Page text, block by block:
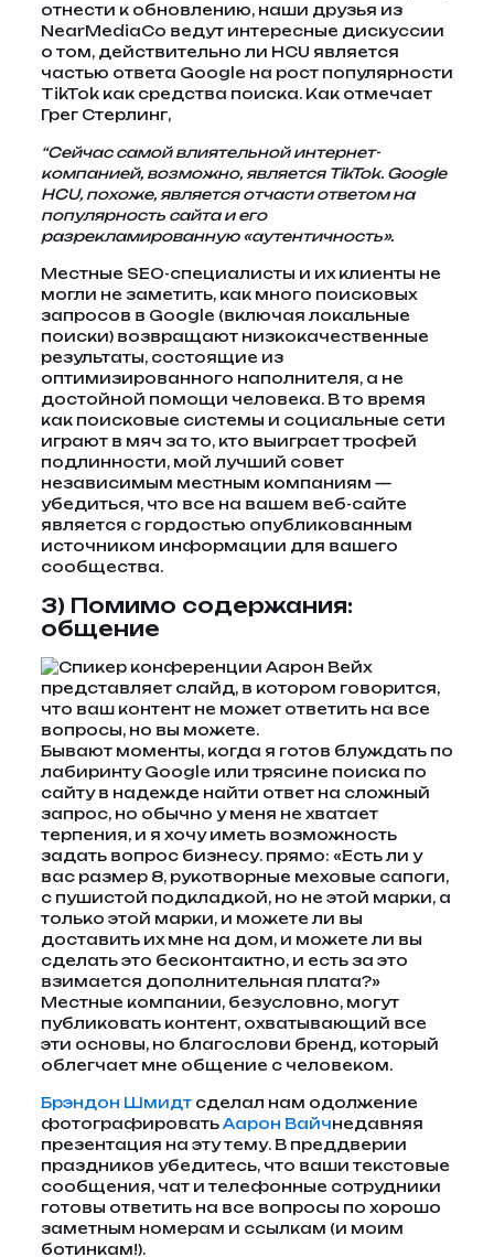
отнести к обновлению, наши друзья из
NearMediaCo ведут интересные дискуссии
о том, действительно ли HCU является
частью ответа Google на рост популярности
TikTok как средства поиска. Как отмечает
Грег Стерлинг,
“Сейчас самой влиятельной интернет-
компанией, возможно, является TikTok. Google
HCU, похоже, является отчасти ответом на
популярность сайта и его
разрекламированную «аутентичность».
Местные SEO-специалисты и их клиенты не
могли не заметить, как много поисковых
запросов в Google (включая локальные
поиски) возвращают низкокачественные
результаты, состоящие из
оптимизированного наполнителя, а не
достойной помощи человека. В то время
как поисковые системы и социальные сети
играют в мяч за то, кто выиграет трофей
подлинности, мой лучший совет
независимым местным компаниям —
убедиться, что все на вашем веб-сайте
является с гордостью опубликованным
источником информации для вашего
сообщества.
3) Помимо содержания:
общение
Бывают моменты, когда я готов блуждать по
лабиринту Google или трясине поиска по
сайту в надежде найти ответ на сложный
запрос, но обычно у меня не хватает
терпения, и я хочу иметь возможность
задать вопрос бизнесу. прямо: «Есть ли у
вас размер 8, рукотворные меховые сапоги,
с пушистой подкладкой, но не этой марки, а
только этой марки, и можете ли вы
доставить их мне на дом, и можете ли вы
сделать это бесконтактно, и есть за это
взимается дополнительная плата?»
Местные компании, безусловно, могут
публиковать контент, охватывающий все
эти основы, но благослови бренд, который
облегчает мне общение с человеком.
Брэндон Шмидтсделал нам одолжение
фотографироватьАарон Вайчнедавняя
презентация на эту тему. В преддверии
праздников убедитесь, что ваши текстовые
сообщения, чат и телефонные сотрудники
готовы ответить на все вопросы по хорошо
заметным номерам и ссылкам (и моим
ботинкам!).